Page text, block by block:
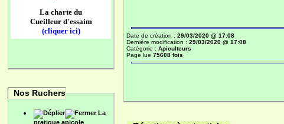
La charte du
Cueilleur d'essaim
(cliquer ici)
Nos Ruchers
La
pratique apicole
Date de création : 29/03/2020 @ 17:08
Dernière modification : 29/03/2020 @ 17:08
Catégorie : Apiculteurs
Page lue 75608 fois